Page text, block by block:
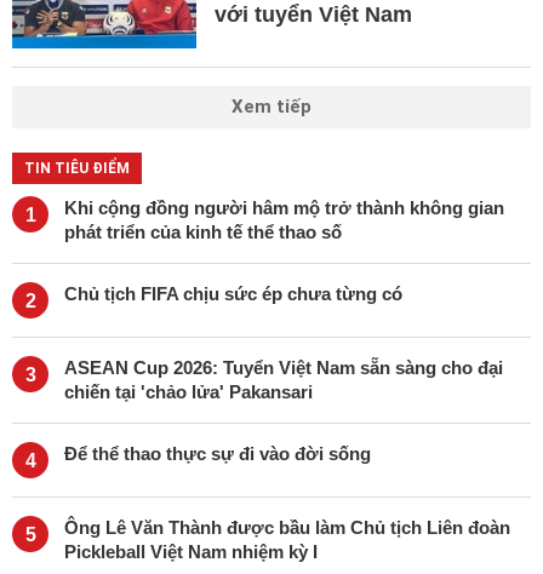
với tuyển Việt Nam
Xem tiếp
TIN TIÊU ĐIỂM
1
Khi cộng đồng người hâm mộ trở thành không gian
phát triển của kinh tế thể thao số
2 Chủ tịch FIFA chịu sức ép chưa từng có
3
ASEAN Cup 2026: Tuyển Việt Nam sẵn sàng cho đại
chiến tại 'chảo lửa' Pakansari
4 Để thể thao thực sự đi vào đời sống
5
Ông Lê Văn Thành được bầu làm Chủ tịch Liên đoàn
Pickleball Việt Nam nhiệm kỳ I